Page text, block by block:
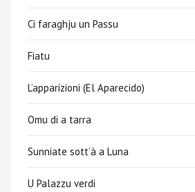
Ci faraghju un Passu
Fiatu
L’apparizioni (El Aparecido)
Omu di a tarra
Sunniate sott’à a Luna
U Palazzu verdi